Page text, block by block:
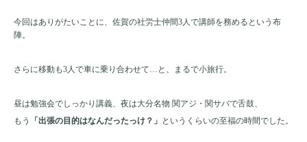
今回はありがたいことに、佐賀の社労士仲間3人で講師を務めるという布
陣。
さらに移動も3人で車に乗り合わせて…と、まるで小旅行。
昼は勉強会でしっかり講義、夜は大分名物 関アジ・関サバで舌鼓、
もう
「出張の目的はなんだったっけ？」 というくらいの至福の時間でした。